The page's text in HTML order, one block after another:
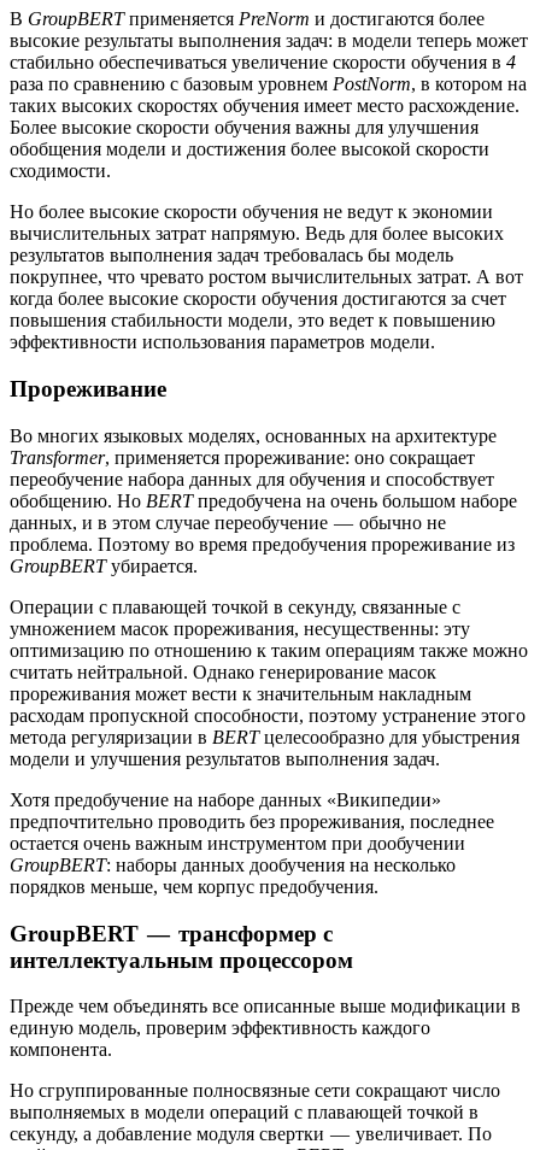
В GroupBERTприменяется PreNorm и достигаются более
высокие результаты выполнения задач: в модели теперь может
стабильно обеспечиваться увеличение скорости обучения в 4
раза по сравнению с базовым уровнем PostNorm, в котором на
таких высоких скоростях обучения имеет место расхождение.
Более высокие скорости обучения важны для улучшения
обобщения модели и достижения более высокой скорости
сходимости.
Но более высокие скорости обучения не ведут к экономии
вычислительных затрат напрямую. Ведь для более высоких
результатов выполнения задач требовалась бы модель
покрупнее, что чревато ростом вычислительных затрат. А вот
когда более высокие скорости обучения достигаются за счет
повышения стабильности модели, это ведет к повышению
эффективности использования параметров модели.
Прореживание
Во многих языковых моделях, основанных на архитектуре
Transformer, применяется прореживание: оно сокращает
переобучение набора данных для обучения и способствует
обобщению. Но BERTпредобучена на очень большом наборе
данных, и в этом случае переобучение — обычно не
проблема. Поэтому во время предобучения прореживание из
GroupBERTубирается.
Операции с плавающей точкой в секунду, связанные с
умножением масок прореживания, несущественны: эту
оптимизацию по отношению к таким операциям также можно
считать нейтральной. Однако генерирование масок
прореживания может вести к значительным накладным
расходам пропускной способности, поэтому устранение этого
метода регуляризации в BERTцелесообразно для убыстрения
модели и улучшения результатов выполнения задач.
Хотя предобучение на наборе данных «Википедии»
предпочтительно проводить без прореживания, последнее
остается очень важным инструментом при дообучении
GroupBERT: наборы данных дообучения на несколько
порядков меньше, чем корпус предобучения.
GroupBERT — трансформер с
интеллектуальным процессором
Прежде чем объединять все описанные выше модификации в
единую модель, проверим эффективность каждого
компонента.
Но сгруппированные полносвязные сети сокращают число
выполняемых в модели операций с плавающей точкой в
секунду, а добавление модуля свертки — увеличивает. По